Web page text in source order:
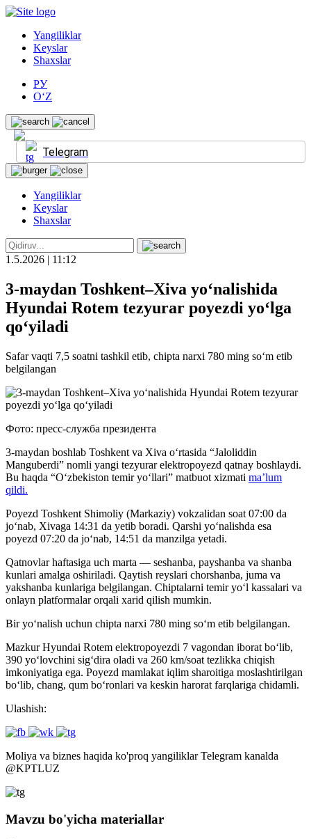
Yangiliklar
Keyslar
Shaxslar
РУ
O‘Z
Telegram
Yangiliklar
Keyslar
Shaxslar
1.5.2026 | 11:12
3-maydan Toshkent–Xiva yo‘nalishida
Hyundai Rotem tezyurar poyezdi yo‘lga
qo‘yiladi
Safar vaqti 7,5 soatni tashkil etib, chipta narxi 780 ming so‘m etib
belgilangan
Фото: пресс-служба президента
3-maydan boshlab Toshkent va Xiva o‘rtasida “Jaloliddin
Manguberdi” nomli yangi tezyurar elektropoyezd qatnay boshlaydi.
Bu haqda “O‘zbekiston temir yo‘llari” matbuot xizmati ma’lum
qildi.
Poyezd Toshkent Shimoliy (Markaziy) vokzalidan soat 07:00 da
jo‘nab, Xivaga 14:31 da yetib boradi. Qarshi yo‘nalishda esa
poyezd 07:20 da jo‘nab, 14:51 da manzilga yetadi.
Qatnovlar haftasiga uch marta — seshanba, payshanba va shanba
kunlari amalga oshiriladi. Qaytish reyslari chorshanba, juma va
yakshanba kunlariga belgilangan. Chiptalarni temir yo‘l kassalari va
onlayn platformalar orqali xarid qilish mumkin.
Bir yo‘nalish uchun chipta narxi 780 ming so‘m etib belgilangan.
Mazkur Hyundai Rotem elektropoyezdi 7 vagondan iborat bo‘lib,
390 yo‘lovchini sig‘dira oladi va 260 km/soat tezlikka chiqish
imkoniyatiga ega. Poyezd mamlakat iqlim sharoitiga moslashtirilgan
bo‘lib, chang, qum bo‘ronlari va keskin harorat farqlariga chidamli.
Ulashish:
Moliya va biznes haqida ko'proq yangiliklar Telegram kanalda
@KPTLUZ
Mavzu bo'yicha materiallar